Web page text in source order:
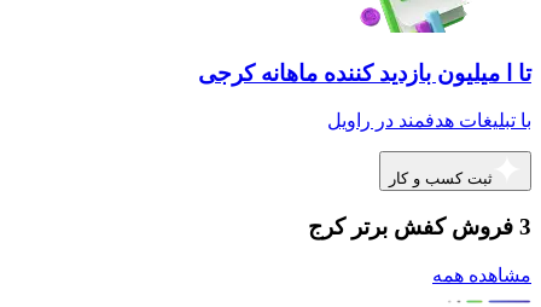
تا ا میلیون بازدید کننده ماهانه کرجی
با تبلیغات هدفمند در راویل
ثبت کسب و کار
3 فروش کفش برتر کرج
مشاهده همه